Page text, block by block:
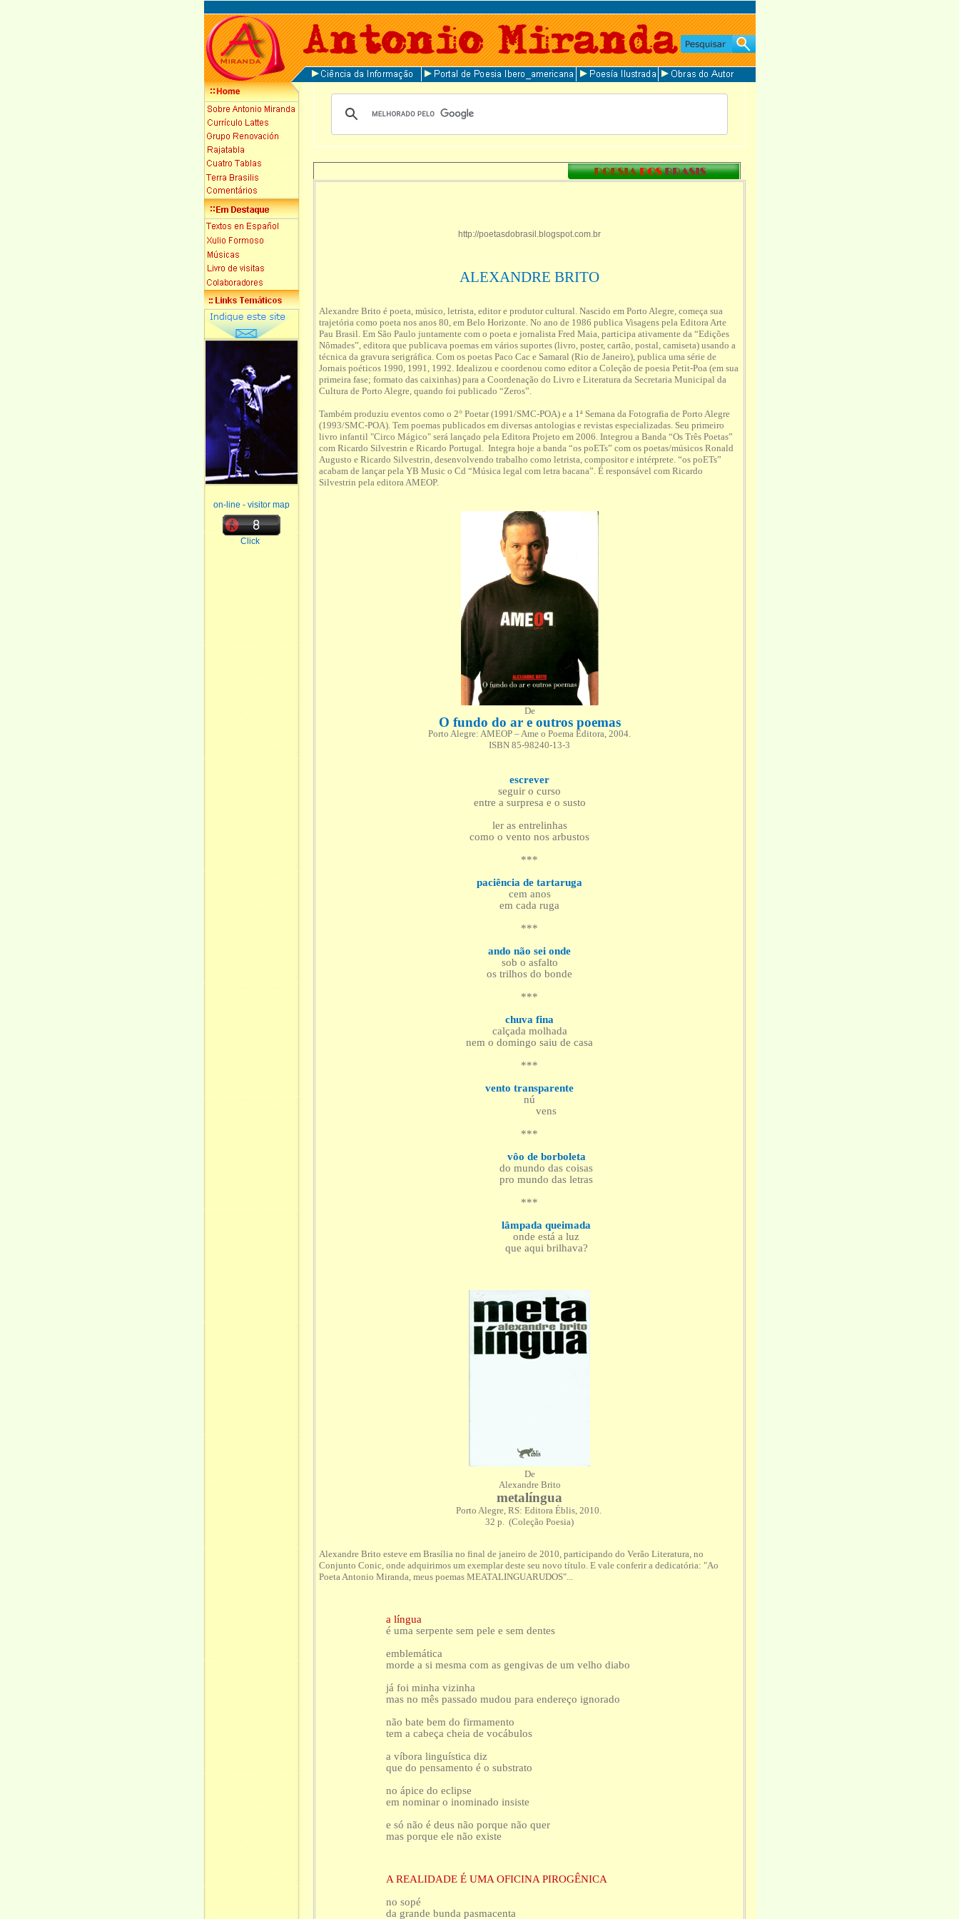
on-line - visitor map
Click
http://poetasdobrasil.blogspot.com.br
ALEXANDRE BRITO
Alexandre Brito é poeta, músico, letrista, editor e produtor cultural. Nascido em Porto Alegre, começa sua
trajetória como poeta nos anos 80, em Belo Horizonte. No ano de 1986 publica Visagens pela Editora Arte
Pau Brasil. Em São Paulo juntamente com o poeta e jornalista Fred Maia, participa ativamente da “Edições
Nômades”, editora que publicava poemas em vários suportes (livro, poster, cartão, postal, camiseta) usando a
técnica da gravura serigráfica. Com os poetas Paco Cac e Samaral (Rio de Janeiro), publica uma série de
Jornais poéticos 1990, 1991, 1992. Idealizou e coordenou como editor a Coleção de poesia Petit-Poa (em sua
primeira fase; formato das caixinhas) para a Coordenação do Livro e Literatura da Secretaria Municipal da
Cultura de Porto Alegre, quando foi publicado “Zeros”.
Também produziu eventos como o 2° Poetar (1991/SMC-POA) e a 1ª Semana da Fotografia de Porto Alegre
(1993/SMC-POA). Tem poemas publicados em diversas antologias e revistas especializadas. Seu primeiro
livro infantil "Circo Mágico" será lançado pela Editora Projeto em 2006. Integrou a Banda “Os Três Poetas”
com Ricardo Silvestrin e Ricardo Portugal. Integra hoje a banda “os poETs” com os poetas/músicos Ronald
Augusto e Ricardo Silvestrin, desenvolvendo trabalho como letrista, compositor e intérprete. “os poETs”
acabam de lançar pela YB Music o Cd “Música legal com letra bacana”. É responsável com Ricardo
Silvestrin pela editora AMEOP.
De
O fundo do ar e outros poemas
Porto Alegre: AMEOP – Ame o Poema Editora, 2004.
ISBN 85-98240-13-3
escrever
seguir o curso
entre a surpresa e o susto
ler as entrelinhas
como o vento nos arbustos
***
paciência de tartaruga
cem anos
em cada ruga
***
ando não sei onde
sob o asfalto
os trilhos do bonde
***
chuva fina
calçada molhada
nem o domingo saiu de casa
***
vento transparente
nú
vens
***
vôo de borboleta
do mundo das coisas
pro mundo das letras
***
lâmpada queimada
onde está a luz
que aqui brilhava?
De
Alexandre Brito
metalíngua
Porto Alegre, RS: Editora Éblis, 2010.
32 p. (Coleção Poesia)
Alexandre Brito esteve em Brasília no final de janeiro de 2010, participando do Verão Literatura, no
Conjunto Conic, onde adquirimos um exemplar deste seu novo título. E vale conferir a dedicatória: "Ao
Poeta Antonio Miranda, meus poemas MEATALINGUARUDOS"...
a língua
é uma serpente sem pele e sem dentes
emblemática
morde a si mesma com as gengivas de um velho diabo
já foi minha vizinha
mas no mês passado mudou para endereço ignorado
não bate bem do firmamento
tem a cabeça cheia de vocábulos
a víbora linguística diz
que do pensamento é o substrato
no ápice do eclipse
em nominar o inominado insiste
e só não é deus não porque não quer
mas porque ele não existe
A REALIDADE É UMA OFICINA PIROGÊNICA
no sopé
da grande bunda pasmacenta